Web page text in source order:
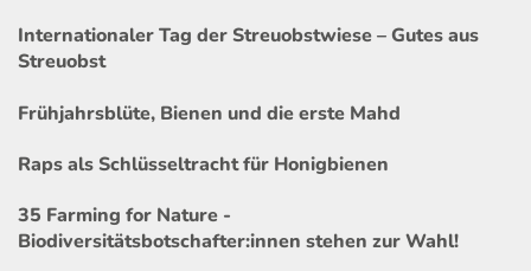
Internationaler Tag der Streuobstwiese – Gutes aus
Streuobst
Frühjahrsblüte, Bienen und die erste Mahd
Raps als Schlüsseltracht für Honigbienen
35 Farming for Nature -
Biodiversitätsbotschafter:innen stehen zur Wahl!